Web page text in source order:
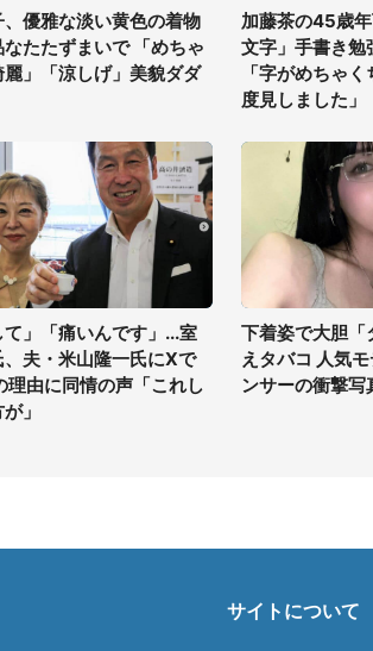
優雅な淡い黄色の着物
たたずまいで 「めちゃ
麗」「涼しげ」美貌ダダ
加藤茶の45歳
文字」手書き勉
「字がめちゃ
度見しました」
て」「痛いんです」...室
夫・米山隆一氏にXで
理由に同情の声「これし
」
下着姿で大胆「
えタバコ 人気
ンサーの衝撃写
サイトについて